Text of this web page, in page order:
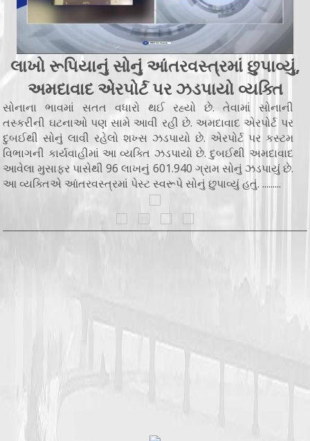
લાખો રૂપિયાનું સોનું આંતરવસ્ત્રમાં છુપાવ્યું,
અમદાવાદ એરપોર્ટ પર ઝડપાયો વ્યક્તિ
સોનાના ભાવમાં સતત વધારો થઈ રહ્યો છે. તેવામાં સોનાની
તસ્કરીની ઘટનાઓ પણ સામે આવી રહી છે. અમદાવાદ એરપોર્ટ પર
દુબઈથી સોનું લાવી રહેલો શખ્સ ઝડપાયો છે. એરપોર્ટ પર કસ્ટમ
વિભાગની કાર્યવાહીમાં આ વ્યક્તિ ઝડપાયો છે. દુબઈથી અમદાવાદ
આવેલા મુસાફર પાસેથી 96 લાખનું 601.940 ગ્રામ સોનું ઝડપાયું છે.
આ વ્યક્તિએ આંતરવસ્ત્રમાં પેસ્ટ સ્વરૂપે સોનું છુપાવ્યું હતું. .........